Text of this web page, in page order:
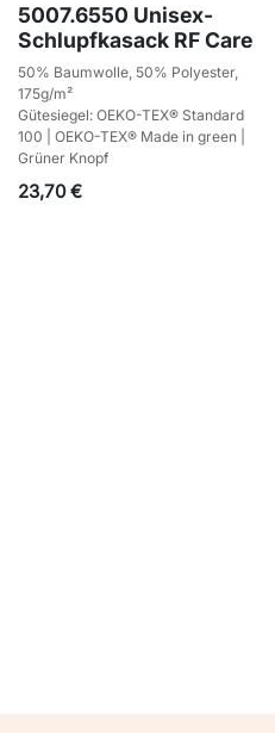
5007.6550 Unisex-
Schlupfkasack RF Care
50% Baumwolle, 50% Polyester,
175g/m²
Gütesiegel: OEKO-TEX® Standard
100 | OEKO-TEX® Made in green |
Grüner Knopf
23,70€